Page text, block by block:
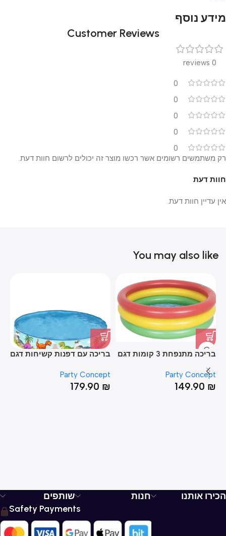
מידע נוסף
Customer Reviews
0 reviews
0
0
0
0
0
חוות דעת
אין עדיין חוות דעת.
רק משתמשים רשומים אשר רכשו מוצר זה יכולים לרשום חוות דעת.
You may also like
בריכה מתנפחת 3 קומות דגם
46*168
Party Concept
149.90 ₪
בריכה עם דפנות קשיחות דגם
Party Concept
179.90 ₪
הכירו אותנו חנות
שותפים
Safety Payments